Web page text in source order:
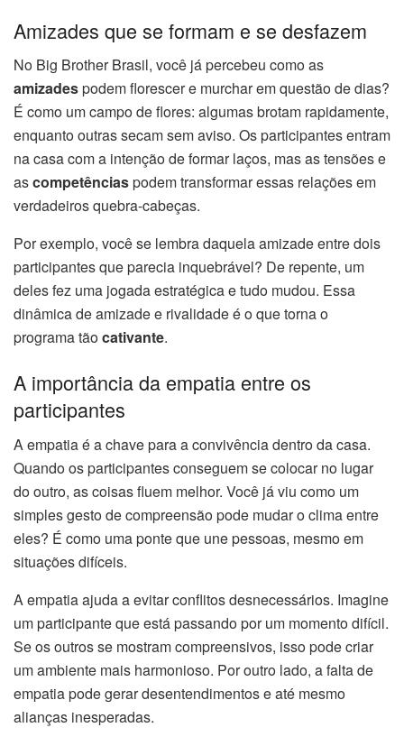
Amizades que se formam e se desfazem
No Big Brother Brasil, você já percebeu como as
amizadespodem florescer e murchar em questão de dias?
É como um campo de flores: algumas brotam rapidamente,
enquanto outras secam sem aviso. Os participantes entram
na casa com a intenção de formar laços, mas as tensões e
ascompetênciaspodem transformar essas relações em
verdadeiros quebra-cabeças.
Por exemplo, você se lembra daquela amizade entre dois
participantes que parecia inquebrável? De repente, um
deles fez uma jogada estratégica e tudo mudou. Essa
dinâmica de amizade e rivalidade é o que torna o
programa tãocativante.
A importância da empatia entre os
participantes
A empatia é a chave para a convivência dentro da casa.
Quando os participantes conseguem se colocar no lugar
do outro, as coisas fluem melhor. Você já viu como um
simples gesto de compreensão pode mudar o clima entre
eles? É como uma ponte que une pessoas, mesmo em
situações difíceis.
A empatia ajuda a evitar conflitos desnecessários. Imagine
um participante que está passando por um momento difícil.
Se os outros se mostram compreensivos, isso pode criar
um ambiente mais harmonioso. Por outro lado, a falta de
empatia pode gerar desentendimentos e até mesmo
alianças inesperadas.